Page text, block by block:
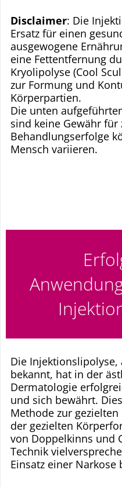
Disclaimer: Die
Ersatz für einen
ausgewogene
eine Fettentfernung
Kryolipolyse (Cool
zur Formung und
Körperpartien.
Die unten
sind keine Gewähr für
Behandlungserfolge
Mensch variieren.
Die Injektionslipolyse,
bekannt, hat in der
Dermatologie
und sich bewährt.
Methode zur
der gezielten
von Doppelkinns und
Technik
Einsatz einer Narkose